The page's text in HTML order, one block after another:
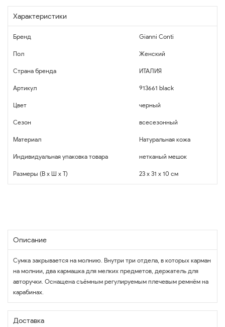
Характеристики
Бренд Gianni Conti
Пол Женский
Страна бренда ИТАЛИЯ
Артикул 913661 black
Цвет черный
Сезон всесезонный
Материал Натуральная кожа
Индивидуальная упаковка товара нетканый мешок
Размеры (В x Ш x Т) 23 x 31 x 10 см
Описание
Сумка закрывается на молнию. Внутри три отдела, в которых карман
на молнии, два кармашка для мелких предметов, держатель для
авторучки. Оснащена съёмным регулируемым плечевым ремнём на
карабинах.
Доставка